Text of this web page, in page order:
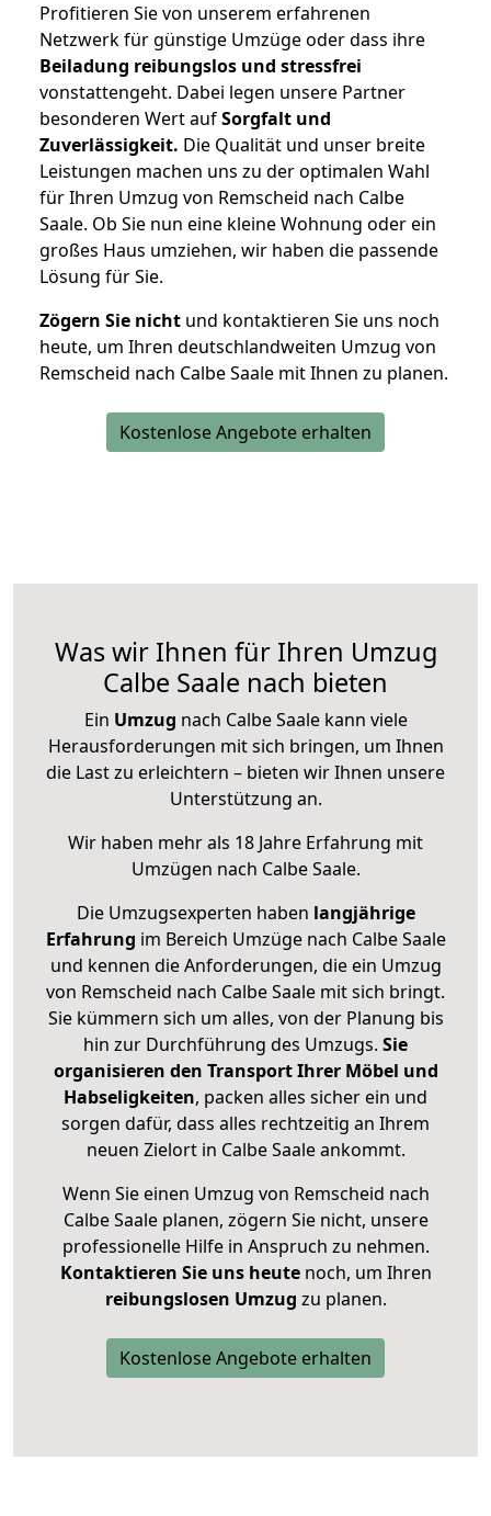
Profitieren Sie von unserem erfahrenen
Netzwerk für günstige Umzüge oder dass ihre
Beiladung reibungslos und stressfrei
vonstattengeht. Dabei legen unsere Partner
besonderen Wert aufSorgfalt und
Zuverlässigkeit. Die Qualität und unser breite
Leistungen machen uns zu der optimalen Wahl
für Ihren Umzug von Remscheid nach Calbe
Saale. Ob Sie nun eine kleine Wohnung oder ein
großes Haus umziehen, wir haben die passende
Lösung für Sie.
Zögern Sie nicht und kontaktieren Sie uns noch
heute, um Ihren deutschlandweiten Umzug von
Remscheid nach Calbe Saale mit Ihnen zu planen.
Kostenlose Angebote erhalten
Was wir Ihnen für Ihren Umzug
Calbe Saale nach bieten
Ein Umzug nach Calbe Saale kann viele
Herausforderungen mit sich bringen, um Ihnen
die Last zu erleichtern – bieten wir Ihnen unsere
Unterstützung an.
Wir haben mehr als 18 Jahre Erfahrung mit
Umzügen nach Calbe Saale.
Die Umzugsexperten haben langjährige
Erfahrung im Bereich Umzüge nach Calbe Saale
und kennen die Anforderungen, die ein Umzug
von Remscheid nach Calbe Saale mit sich bringt.
Sie kümmern sich um alles, von der Planung bis
hin zur Durchführung des Umzugs. Sie
organisieren den Transport Ihrer Möbel und
Habseligkeiten, packen alles sicher ein und
sorgen dafür, dass alles rechtzeitig an Ihrem
neuen Zielort in Calbe Saale ankommt.
Wenn Sie einen Umzug von Remscheid nach
Calbe Saale planen, zögern Sie nicht, unsere
professionelle Hilfe in Anspruch zu nehmen.
Kontaktieren Sie uns heutenoch, um Ihren
reibungslosen Umzug zu planen.
Kostenlose Angebote erhalten